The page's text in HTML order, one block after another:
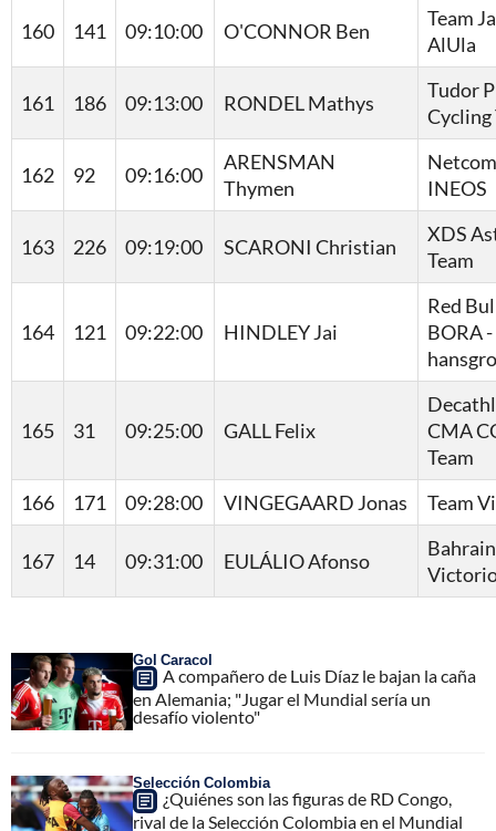
160 141 09:10:00 O'CONNOR Ben
Team
AlUla
161 186 09:13:00 RONDEL Mathys
Tudor
Cycling
162 92 09:16:00
ARENSMAN
Thymen
INEOS
163 226 09:19:00 SCARONI Christian
XDS
Team
164 121 09:22:00 HINDLEY Jai
Red
BORA -
165 31 09:25:00 GALL Felix
CMA
Team
166
171 09:28:00 VINGEGAARD Jonas Team
167 14 09:31:00 EULÁLIO Afonso
Gol Caracol
A compañero de Luis Díaz le bajan la caña
en Alemania; "Jugar el Mundial sería un
desafío violento"
Selección Colombia
¿Quiénes son las figuras de RD Congo,
rival de la Selección Colombia en el Mundial